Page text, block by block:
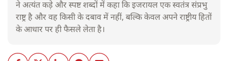
ने अत्यंत कड़े और स्पष्ट शब्दों में कहा कि इजरायल एक स्वतंत्र संप्रभु
राष्ट्र है और वह किसी के दबाव में नहीं, बल्कि केवल अपने राष्ट्रीय हितों
के आधार पर ही फैसले लेता है।